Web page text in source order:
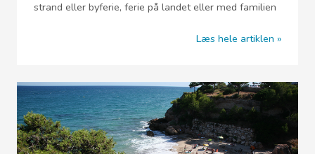
strand eller byferie, ferie på landet eller med familien
Læs hele artiklen